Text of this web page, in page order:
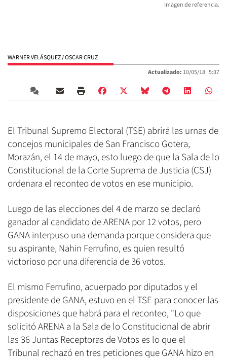
Imagen de referencia.
WARNER VELÁSQUEZ / OSCAR CRUZ
Actualizado: 10/05/18 |5:37
El Tribunal Supremo Electoral (TSE) abrirá las urnas de
concejos municipales de San Francisco Gotera,
Morazán, el 14 de mayo, esto luego de que la Sala de lo
Constitucional de la Corte Suprema de Justicia (CSJ)
ordenara el reconteo de votos en ese municipio.
Luego de las elecciones del 4 de marzo se declaró
ganador al candidato de ARENA por 12 votos, pero
GANA interpuso una demanda porque considera que
su aspirante, Nahin Ferrufino, es quien resultó
victorioso por una diferencia de 36 votos.
El mismo Ferrufino, acuerpado por diputados y el
presidente de GANA, estuvo en el TSE para conocer las
disposiciones que habrá para el reconteo, "Lo que
solicitó ARENA a la Sala de lo Constitucional de abrir
las 36 Juntas Receptoras de Votos es lo que el
Tribunal rechazó en tres peticiones que GANA hizo en